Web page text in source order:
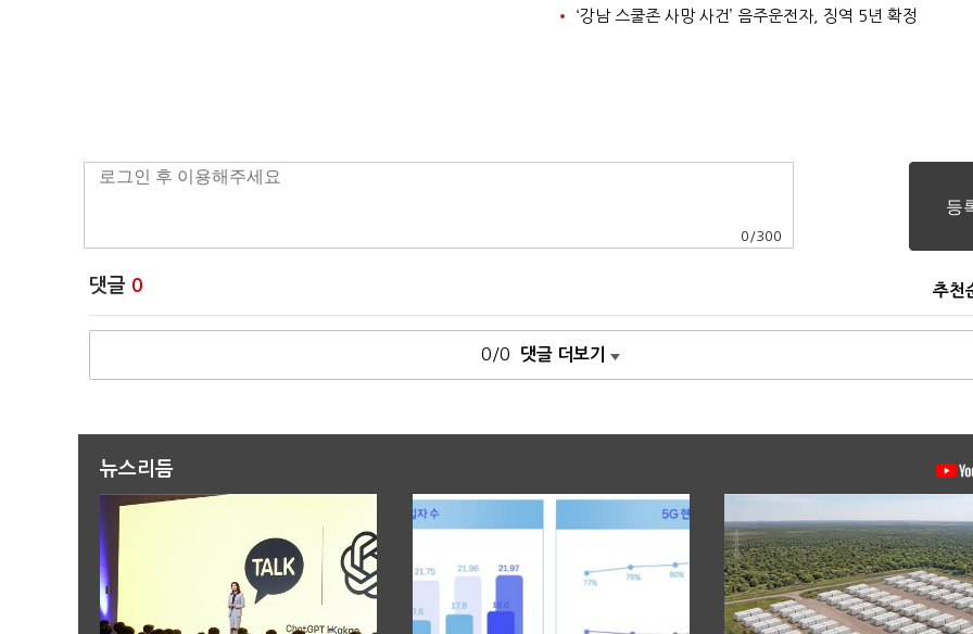
‘강남 스쿨존 사망 사건’ 음주운전자, 징역 5년 확정
0 /300
댓글 0 추천
0/0 댓글 더보기
뉴스리듬